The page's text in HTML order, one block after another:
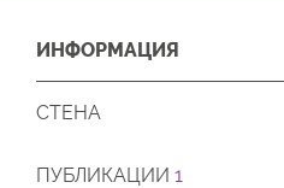
ИНФОРМАЦИЯ
СТЕНА
ПУБЛИКАЦИИ 1